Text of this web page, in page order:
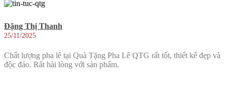
Đặng Thị Thanh
25/11/2025
Chất lượng pha lê tại Quà Tặng Pha Lê QTG rất tốt, thiết kế đẹp và
độc đáo. Rất hài lòng với sản phẩm.